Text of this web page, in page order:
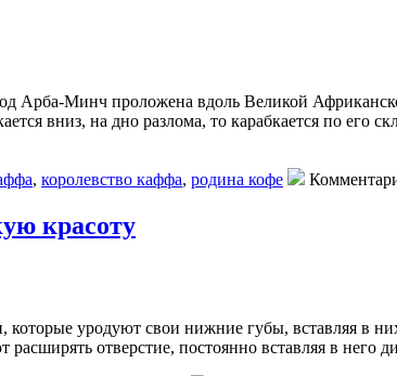
Минч проложена вдоль Великой
вниз, на дно разлома, то карабкается по его
, королевство каффа, родина кофе
красоту
уродуют свои нижние губы, вставляя в
отверстие, постоянно вставляя в него